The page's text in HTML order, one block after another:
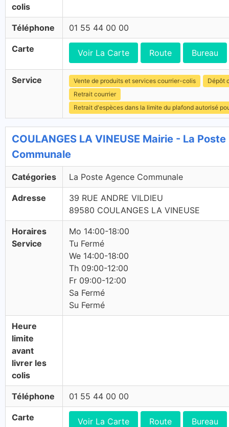
colis
Téléphone 01 55 44 00 00
Carte Voir La Carte Route Bureau
Service Vente de produits et services courrier-colis
Dépôt
Retrait courrier
Retrait d'espèces dans la limite du plafond autorisé
COULANGES LA VINEUSE Mairie - La
Communale
Catégories La Poste Agence Communale
Adresse
39 RUE ANDRE VILDIEU
89580 COULANGES LA VINEUSE
Horaires
Service
Mo 14:00-18:00
Tu Fermé
We 14:00-18:00
Th 09:00-12:00
Fr 09:00-12:00
Sa Fermé
Su Fermé
Heure
limite
avant
livrer les
colis
Téléphone 01 55 44 00 00
Carte Voir La Carte Route Bureau